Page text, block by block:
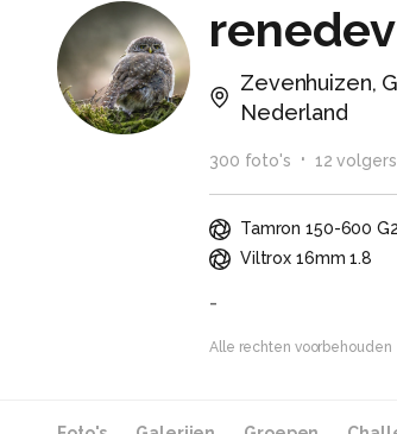
Zevenhuizen,
Nederland
300 foto's 12 volgers
Tamron 150-600 G2
Viltrox 16mm 1.8
-
Alle rechten voorbehouden